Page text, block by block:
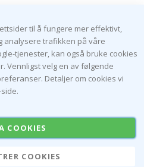
til å fungere mer effektivt,
analysere trafikken på våre
tjenester, kan også bruke cookies
Vennligst velg en av følgende
Detaljer om cookies vi
COOKIES
COOKIES